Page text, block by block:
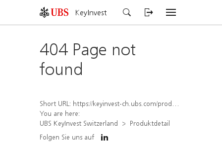
KeyInvest
404 Page not
found
Short URL: https://keyinvest-ch.ubs.com/produkt/detail/index/isin/CH1297468220
You are here:
UBS KeyInvest Switzerland
Produktdetail
Folgen Sie uns auf